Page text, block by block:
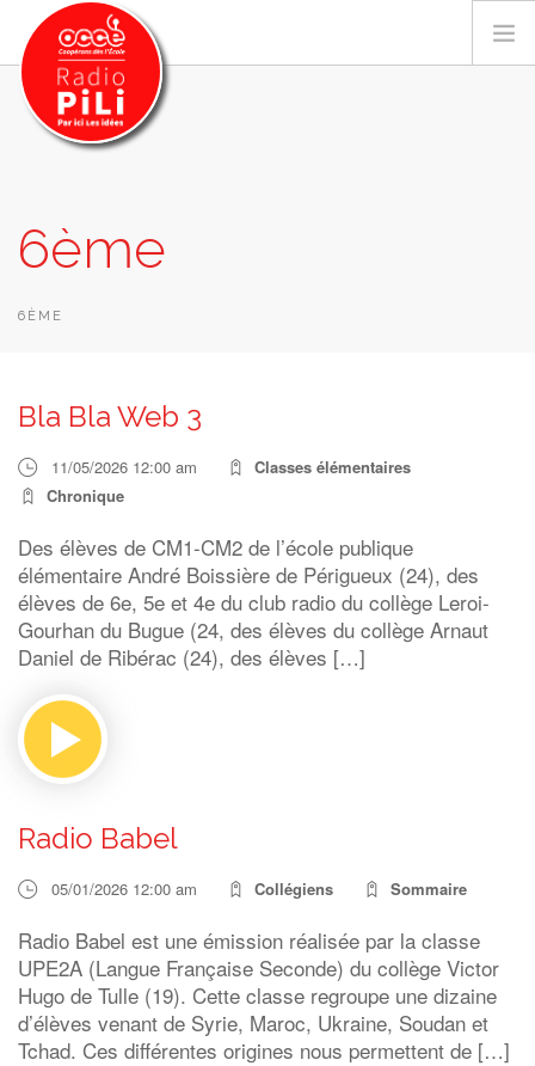
GRILLE DES PROGRAMMES
EMISSIONS / PODCASTS
SUR LE TERRITOIRE
RECHERCHER
6ème
6ÈME
Bla Bla Web 3
11/05/2026 12:00 am
Classes élémentaires
Chronique
Des élèves de CM1-CM2 de l’école publique
élémentaire André Boissière de Périgueux (24), des
élèves de 6e, 5e et 4e du club radio du collège Leroi-
Gourhan du Bugue (24, des élèves du collège Arnaut
Daniel de Ribérac (24), des élèves […]
Radio Babel
05/01/2026 12:00 am Collégiens Sommaire
Radio Babel est une émission réalisée par la classe
UPE2A (Langue Française Seconde) du collège Victor
Hugo de Tulle (19). Cette classe regroupe une dizaine
d’élèves venant de Syrie, Maroc, Ukraine, Soudan et
Tchad. Ces différentes origines nous permettent de […]